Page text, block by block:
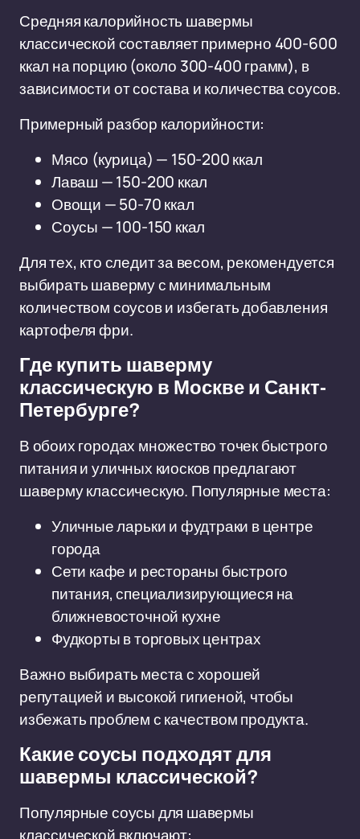
Средняя калорийность шавермы
классической составляет примерно 400-600
ккал на порцию (около 300-400 грамм), в
зависимости от состава и количества соусов.
Примерный разбор калорийности:
Мясо (курица) — 150-200 ккал
Лаваш — 150-200 ккал
Овощи — 50-70 ккал
Соусы — 100-150 ккал
Для тех, кто следит за весом, рекомендуется
выбирать шаверму с минимальным
количеством соусов и избегать добавления
картофеля фри.
Где купить шаверму
классическую в Москве и Санкт-
Петербурге?
В обоих городах множество точек быстрого
питания и уличных киосков предлагают
шаверму классическую. Популярные места:
Уличные ларьки и фудтраки в центре
города
Сети кафе и рестораны быстрого
питания, специализирующиеся на
ближневосточной кухне
Фудкорты в торговых центрах
Важно выбирать места с хорошей
репутацией и высокой гигиеной, чтобы
избежать проблем с качеством продукта.
Какие соусы подходят для
шавермы классической?
Популярные соусы для шавермы